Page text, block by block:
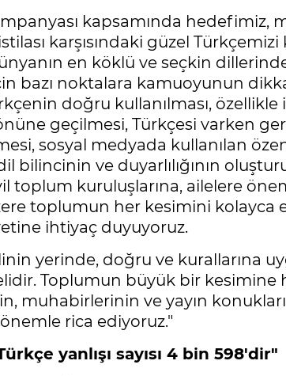
kapsamında hedefimiz,
karşısındaki güzel
en köklü ve seçkin
bazı noktalara kamuoyunun
doğru kullanılması, özellikle
geçilmesi, Türkçesi varken
sosyal medyada kullanılan
bilincinin ve duyarlılığının
toplum kuruluşlarına, ailelere
toplumun her kesimini kolayca
ihtiyaç duyuyoruz.
yerinde, doğru ve kurallarına
Toplumun büyük bir kesimine
muhabirlerinin ve yayın
rica ediyoruz."
yanlışı sayısı 4 bin 598'dir"